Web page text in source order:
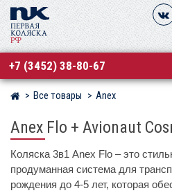
+7 (3452) 38-80-67
Магазин детских колясок
Все товары Anex
Anex Flo + Avionaut
Коляска 3в1 Anex Flo – это
продуманная система для
рождения до 4-5 лет, которая